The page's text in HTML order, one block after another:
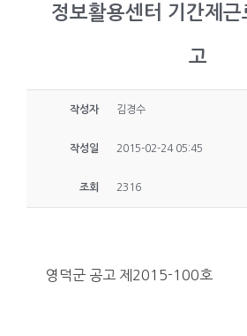
정보활용센터 기간제
고
작성자 김경수
작성일 2015-02-24 05:45
조회 2316
영덕군 공고 제2015-100호